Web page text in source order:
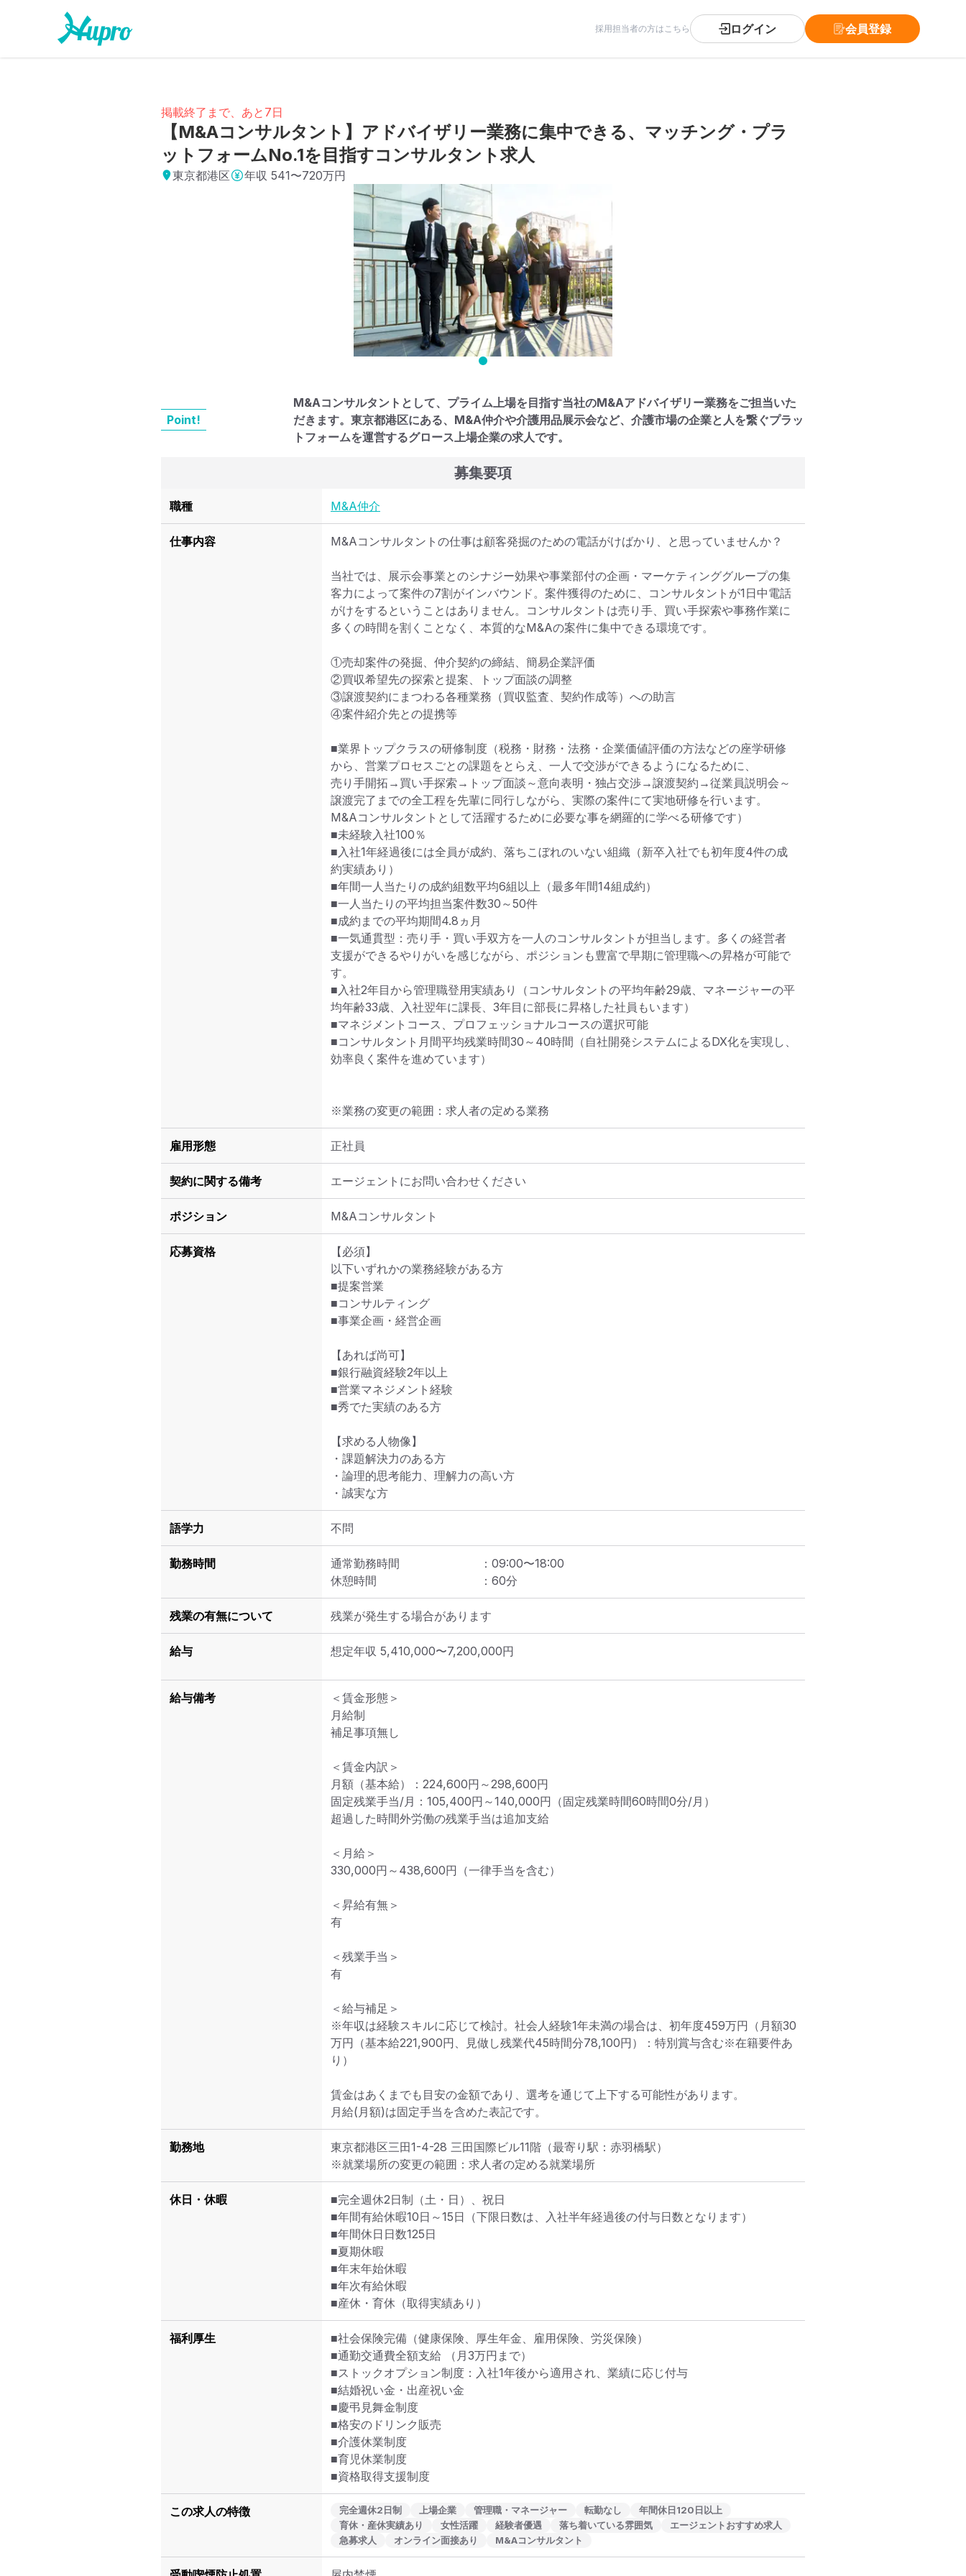
採用担当者の方はこちら ログイン 会員登録
掲載終了まで、あと7日
【M&Aコンサルタント】アドバイザリー業務に集中できる、マッチング・プラ
ットフォームNo.1を目指すコンサルタント求人
東京都港区 年収 541〜720万円
Point!
M&Aコンサルタントとして、プライム上場を目指す当社のM&Aアドバイザリー業務をご担当いた
だきます。東京都港区にある、M&A仲介や介護用品展示会など、介護市場の企業と人を繋ぐプラッ
トフォームを運営するグロース上場企業の求人です。
募集要項
職種 M&A仲介
仕事内容 M&Aコンサルタントの仕事は顧客発掘のための電話がけばかり、と思っていませんか？
当社では、展示会事業とのシナジー効果や事業部付の企画・マーケティンググループの集
客力によって案件の7割がインバウンド。案件獲得のために、コンサルタントが1日中電話
がけをするということはありません。コンサルタントは売り手、買い手探索や事務作業に
多くの時間を割くことなく、本質的なM&Aの案件に集中できる環境です。
①売却案件の発掘、仲介契約の締結、簡易企業評価
②買収希望先の探索と提案、トップ面談の調整
③譲渡契約にまつわる各種業務（買収監査、契約作成等）への助言
④案件紹介先との提携等
■業界トップクラスの研修制度（税務・財務・法務・企業価値評価の方法などの座学研修
から、営業プロセスごとの課題をとらえ、一人で交渉ができるようになるために、
売り手開拓→買い手探索→トップ面談～意向表明・独占交渉→譲渡契約→従業員説明会～
譲渡完了までの全工程を先輩に同行しながら、実際の案件にて実地研修を行います。
M&Aコンサルタントとして活躍するために必要な事を網羅的に学べる研修です）
■未経験入社100％
■入社1年経過後には全員が成約、落ちこぼれのいない組織（新卒入社でも初年度4件の成
約実績あり）
■年間一人当たりの成約組数平均6組以上（最多年間14組成約）
■一人当たりの平均担当案件数30～50件
■成約までの平均期間4.8ヵ月
■一気通貫型：売り手・買い手双方を一人のコンサルタントが担当します。多くの経営者
支援ができるやりがいを感じながら、ポジションも豊富で早期に管理職への昇格が可能で
す。
■入社2年目から管理職登用実績あり（コンサルタントの平均年齢29歳、マネージャーの平
均年齢33歳、入社翌年に課長、3年目に部長に昇格した社員もいます）
■マネジメントコース、プロフェッショナルコースの選択可能
■コンサルタント月間平均残業時間30～40時間（自社開発システムによるDX化を実現し、
効率良く案件を進めています）
※業務の変更の範囲：求人者の定める業務
雇用形態 正社員
契約に関する備考 エージェントにお問い合わせください
ポジション M&Aコンサルタント
応募資格
【必須】
以下いずれかの業務経験がある方
■提案営業
■コンサルティング
■事業企画・経営企画
【あれば尚可】
■銀行融資経験2年以上
■営業マネジメント経験
■秀でた実績のある方
【求める人物像】
・課題解決力のある方
・論理的思考能力、理解力の高い方
・誠実な方
語学力 不問
勤務時間 通常勤務時間 ： 09:00〜18:00
休憩時間
： 60分
残業の有無について 残業が発生する場合があります
給与 想定年収 5,410,000〜7,200,000円
給与備考
＜賃金形態＞
月給制
補足事項無し
＜賃金内訳＞
月額（基本給）：224,600円～298,600円
固定残業手当/月：105,400円～140,000円（固定残業時間60時間0分/月）
超過した時間外労働の残業手当は追加支給
＜月給＞
330,000円～438,600円（一律手当を含む）
＜昇給有無＞
有
＜残業手当＞
有
＜給与補足＞
※年収は経験スキルに応じて検討。社会人経験1年未満の場合は、初年度459万円（月額30
万円（基本給221,900円、見做し残業代45時間分78,100円）：特別賞与含む※在籍要件あ
り）
賃金はあくまでも目安の金額であり、選考を通じて上下する可能性があります。
月給(月額)は固定手当を含めた表記です。
勤務地 東京都港区三田1-4-28 三田国際ビル11階 （最寄り駅：赤羽橋駅）
※就業場所の変更の範囲：求人者の定める就業場所
休日・休暇
■完全週休2日制（土・日）、祝日
■年間有給休暇10日～15日（下限日数は、入社半年経過後の付与日数となります）
■年間休日日数125日
■夏期休暇
■年末年始休暇
■年次有給休暇
■産休・育休（取得実績あり）
福利厚生
■社会保険完備（健康保険、厚生年金、雇用保険、労災保険）
■通勤交通費全額支給 （月3万円まで）
■ストックオプション制度：入社1年後から適用され、業績に応じ付与
■結婚祝い金・出産祝い金
■慶弔見舞金制度
■格安のドリンク販売
■介護休業制度
■育児休業制度
■資格取得支援制度
この求人の特徴 完全週休2日制 上場企業 管理職・マネージャー 転勤なし
年間休日120日以上
育休・産休実績あり
女性活躍 経験者優遇 落ち着いている雰囲気
エージェントおすすめ求人
急募求人
オンライン面接あり M&Aコンサルタント